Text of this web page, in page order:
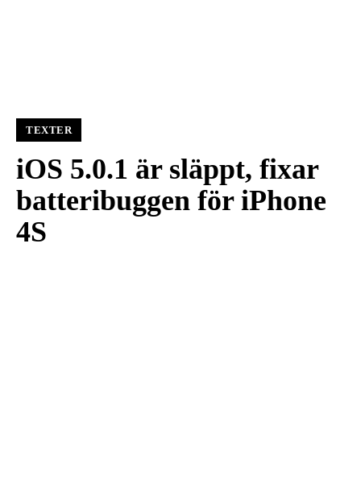
TEXTER
iOS 5.0.1 är släppt, fixar
batteribuggen för iPhone
4S